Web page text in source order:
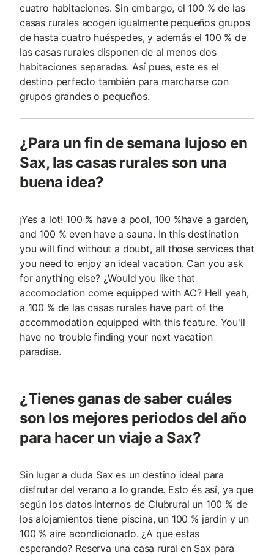
cuatro habitaciones. Sin embargo, el 100 % de las
casas rurales acogen igualmente pequeños grupos
de hasta cuatro huéspedes, y además el 100 % de
las casas rurales disponen de al menos dos
habitaciones separadas. Así pues, este es el
destino perfecto también para marcharse con
grupos grandes o pequeños.
¿Para un fin de semana lujoso en
Sax, las casas rurales son una
buena idea?
¡Yes a lot! 100 % have a pool, 100 %have a garden,
and 100 % even have a sauna. In this destination
you will find without a doubt, all those services that
you need to enjoy an ideal vacation. Can you ask
for anything else? ¿Would you like that
accomodation come equipped with AC? Hell yeah,
a 100 % de las casas rurales have part of the
accommodation equipped with this feature. You'll
have no trouble finding your next vacation
paradise.
¿Tienes ganas de saber cuáles
son los mejores periodos del año
para hacer un viaje a Sax?
Sin lugar a duda Sax es un destino ideal para
disfrutar del verano a lo grande. Esto és así, ya que
según los datos internos de Clubrural un 100 % de
los alojamientos tiene piscina, un 100 % jardín y un
100 % aire acondicionado. ¿A que estas
esperando? Reserva una casa rural en Sax para